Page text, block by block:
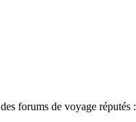
forums de voyage réputés :